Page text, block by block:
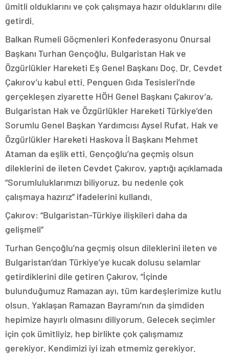
ümitli olduklarını ve çok çalışmaya hazır olduklarını dile
getirdi.
Balkan Rumeli Göçmenleri Konfederasyonu Onursal
Başkanı Turhan Gençoğlu, Bulgaristan Hak ve
Özgürlükler Hareketi Eş Genel Başkanı Doç. Dr. Cevdet
Çakırov’u kabul etti. Penguen Gıda Tesisleri’nde
gerçekleşen ziyarette HÖH Genel Başkanı Çakırov’a,
Bulgaristan Hak ve Özgürlükler Hareketi Türkiye’den
Sorumlu Genel Başkan Yardımcısı Aysel Rufat, Hak ve
Özgürlükler Hareketi Haskova İl Başkanı Mehmet
Ataman da eşlik etti. Gençoğlu’na geçmiş olsun
dileklerini de ileten Cevdet Çakırov, yaptığı açıklamada
“Sorumluluklarımızı biliyoruz, bu nedenle çok
çalışmaya hazırız” ifadelerini kullandı.
Çakırov: “Bulgaristan-Türkiye ilişkileri daha da
gelişmeli”
Turhan Gençoğlu’na geçmiş olsun dileklerini ileten ve
Bulgaristan’dan Türkiye’ye kucak dolusu selamlar
getirdiklerini dile getiren Çakırov, “İçinde
bulunduğumuz Ramazan ayı, tüm kardeşlerimize kutlu
olsun. Yaklaşan Ramazan Bayramı’nın da şimdiden
hepimize hayırlı olmasını diliyorum. Gelecek seçimler
için çok ümitliyiz, hep birlikte çok çalışmamız
gerekiyor. Kendimizi iyi izah etmemiz gerekiyor.